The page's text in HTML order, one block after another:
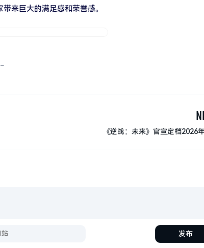
来巨大的满足感和荣誉感。
《逆战：未来》官宣定档2026
发布